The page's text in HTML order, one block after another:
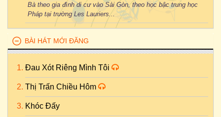
Bà theo gia đình di cư vào Sài Gòn, theo học bậc trung học
Pháp tại trường Les Lauriers...
BÀI HÁT MỚI ĐĂNG
Đau Xót Riêng Mình Tôi
Thị Trấn Chiều Hôm
Khóc Đấy